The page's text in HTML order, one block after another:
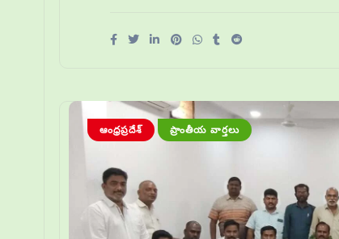
ఆంధ్రప్రదేశ్ ప్రాంతీయ వార్తలు